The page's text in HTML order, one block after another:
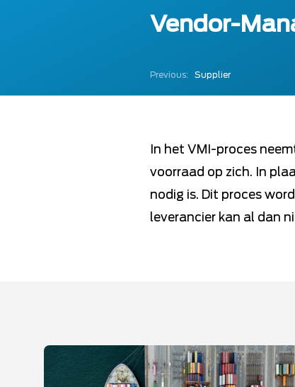
Vendor-
Previous: Supplier
In het VMI-proces
voorraad op zich. In
nodig is. Dit proces
leverancier kan al dan